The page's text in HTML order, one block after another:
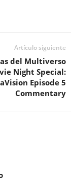
Artículo siguiente
del Multiverso
Night Special:
Episode 5
Commentary